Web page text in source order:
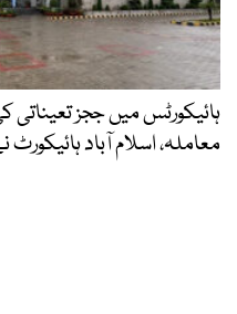
ہائیکورٹس میں ججز تعیناتی
معاملہ، اسلام آباد